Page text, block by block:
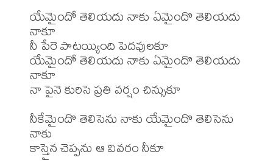
యేమైందో తెలియదు నాకు ఏమైందొ తెలియదు
నాకూ
నీ పేరె పాటయ్యింది పెదవులకూ
యేమైందో తెలియదు నాకు ఏమైందొ తెలియదు
నాకూ
నా పైనె కురిసె ప్రతి వర్షం చిన్సుకూ
నీకేమైందొ తెలిసెను నాకు యేమైందొ తెలిసెను
నాకు
కాస్తైన చెప్పను ఆ వివరం నీకూ